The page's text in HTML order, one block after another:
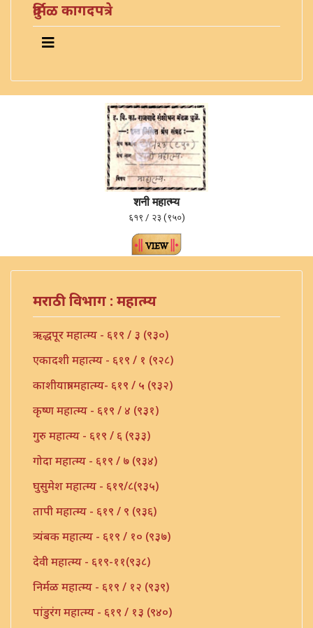
दुर्मिळ कागदपत्रे
शनी महात्म्य
६१९ / २३ (९५०)
मराठी विभाग : महात्म्य
ऋद्धपूर महात्म्य - ६१९ / ३ (९३०)
एकादशी महात्म्य - ६१९ / १ (९२८)
काशीयात्रा महात्म्य- ६१९ / ५ (९३२)
कृष्ण महात्म्य - ६१९ / ४ (९३१)
गुरु महात्म्य - ६१९ / ६ (९३३)
गोदा महात्म्य - ६१९ / ७ (९३४)
घुसुमेश महात्म्य - ६१९/८(९३५)
तापी महात्म्य - ६१९ / ९ (९३६)
त्र्यंबक महात्म्य - ६१९ / १० (९३७)
देवी महात्म्य - ६१९-११(९३८)
निर्मळ महात्म्य - ६१९ / १२ (९३९)
पांडुरंग महात्म्य - ६१९ / १३ (९४०)